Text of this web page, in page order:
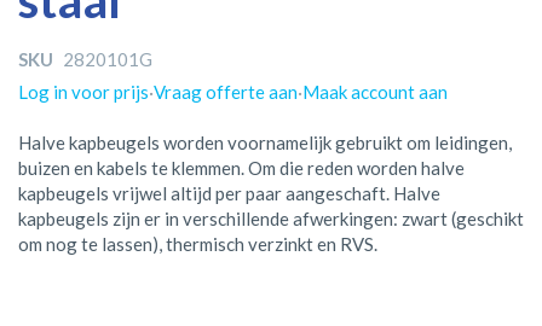
SKU 2820101G
Log in voor prijs·Vraag offerte aan·Maak account aan
Halve kapbeugels worden voornamelijk gebruikt om leidingen,
buizen en kabels te klemmen. Om die reden worden halve
kapbeugels vrijwel altijd per paar aangeschaft. Halve
kapbeugels zijn er in verschillende afwerkingen: zwart (geschikt
om nog te lassen), thermisch verzinkt en RVS.
gallerij
gallerij